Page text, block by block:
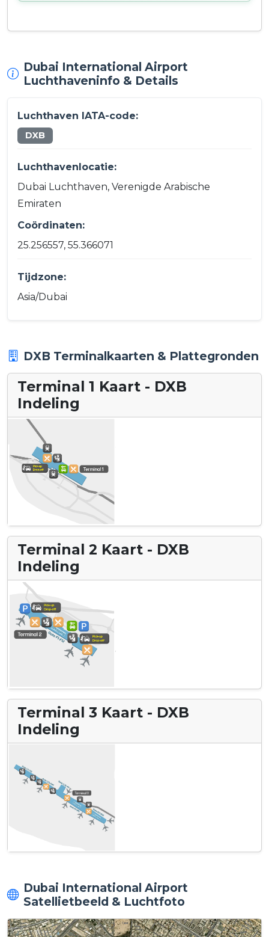
Dubai International Airport
Luchthaveninfo & Details
Luchthaven IATA-code:
DXB
Luchthavenlocatie:
Dubai Luchthaven, Verenigde Arabische
Emiraten
Coördinaten:
25.256557, 55.366071
Tijdzone:
Asia/Dubai
DXB Terminalkaarten & Plattegronden
Terminal 1 Kaart - DXB
Indeling
Terminal 2 Kaart - DXB
Indeling
Terminal 3 Kaart - DXB
Indeling
Dubai International Airport
Satellietbeeld & Luchtfoto